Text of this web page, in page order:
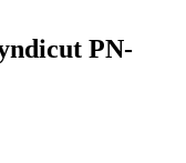
PN-